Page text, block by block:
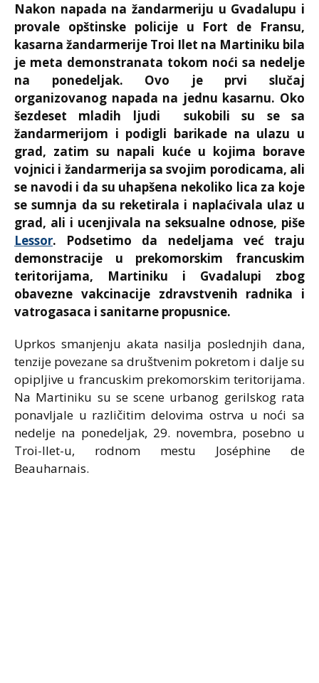
Nakon napada na žandarmeriju u Gvadalupu i
provale opštinske policije u Fort de Fransu,
kasarna žandarmerije Troi Ilet na Martiniku bila
je meta demonstranata tokom noći sa nedelje
na ponedeljak. Ovo je prvi slučaj
organizovanog napada na jednu kasarnu. Oko
šezdeset mladih ljudi sukobili su se sa
žandarmerijom i podigli barikade na ulazu u
grad, zatim su napali kuće u kojima borave
vojnici i žandarmerija sa svojim porodicama, ali
se navodi i da su uhapšena nekoliko lica za koje
se sumnja da su reketirala i naplaćivala ulaz u
grad, ali i ucenjivala na seksualne odnose, piše
Lessor. Podsetimo da nedeljama već traju
demonstracije u prekomorskim francuskim
teritorijama, Martiniku i Gvadalupi zbog
obavezne vakcinacije zdravstvenih radnika i
vatrogasaca i sanitarne propusnice.
Uprkos smanjenju akata nasilja poslednjih dana,
tenzije povezane sa društvenim pokretom i dalje su
opipljive u francuskim prekomorskim teritorijama.
Na Martiniku su se scene urbanog gerilskog rata
ponavljale u različitim delovima ostrva u noći sa
nedelje na ponedeljak, 29. novembra, posebno u
Troi-Ilet-u, rodnom mestu Joséphine de
Beauharnais.